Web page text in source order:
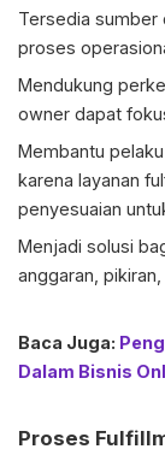
Tersedia sumber
proses
Mendukung
owner dapat
Membantu
karena layanan
penyesuaian
Menjadi solusi
anggaran,
Baca Juga:
Dalam Bisnis
Proses